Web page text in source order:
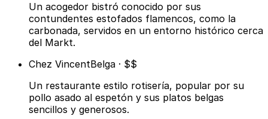
Un acogedor bistró conocido por sus
contundentes estofados flamencos, como la
carbonada, servidos en un entorno histórico cerca
del Markt.
Chez VincentBelga · $$
Un restaurante estilo rotisería, popular por su
pollo asado al espetón y sus platos belgas
sencillos y generosos.